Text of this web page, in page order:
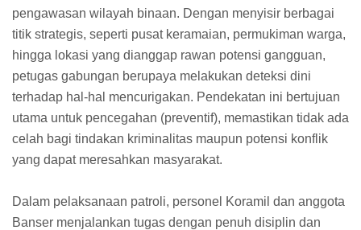
pengawasan wilayah binaan. Dengan menyisir berbagai
titik strategis, seperti pusat keramaian, permukiman warga,
hingga lokasi yang dianggap rawan potensi gangguan,
petugas gabungan berupaya melakukan deteksi dini
terhadap hal-hal mencurigakan. Pendekatan ini bertujuan
utama untuk pencegahan (preventif), memastikan tidak ada
celah bagi tindakan kriminalitas maupun potensi konflik
yang dapat meresahkan masyarakat.
Dalam pelaksanaan patroli, personel Koramil dan anggota
Banser menjalankan tugas dengan penuh disiplin dan